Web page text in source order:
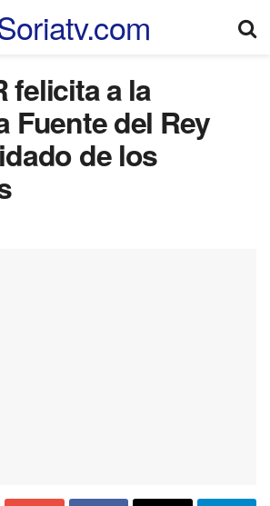
felicita a la
Fuente del Rey
de los